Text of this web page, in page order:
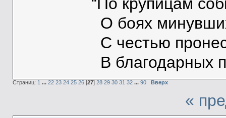
О боях
С честью
В благодарных
Страниц: 1 ... 22 23 24 25 26[27] 28 29 30 31 32 ... 90 Вверх
«